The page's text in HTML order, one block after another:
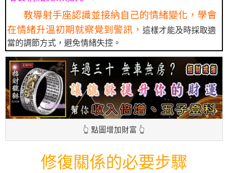
教導射手座認識並接納自己的情緒變化，學會
在情緒升溫初期就察覺到警訊， 這樣才能及時採取適
當的調節方式，避免情緒失控。
👆 點圖增加財富 👆
修復關係的必要步驟